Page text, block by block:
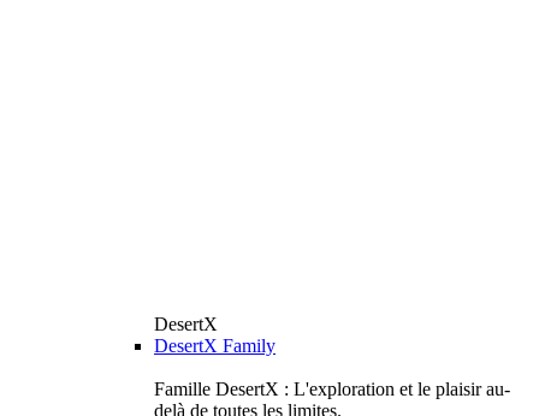
DesertX
DesertX Family
Famille DesertX : L'exploration et le plaisir au-
delà de toutes les limites.